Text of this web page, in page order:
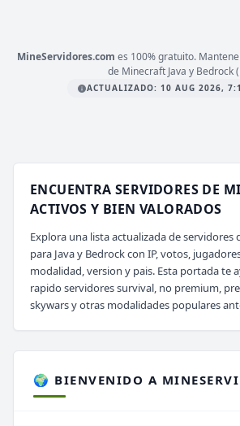
MineServidores.com es 100% gratuito.
de Minecraft Java y Bedrock
ACTUALIZADO: 10 AUG 2026,
ENCUENTRA SERVIDORES DE
ACTIVOS Y BIEN VALORADOS
Explora una lista actualizada de servidores
para Java y Bedrock con IP, votos,
modalidad, version y pais. Esta portada te
rapido servidores survival, no premium,
skywars y otras modalidades populares
🌍 BIENVENIDO A